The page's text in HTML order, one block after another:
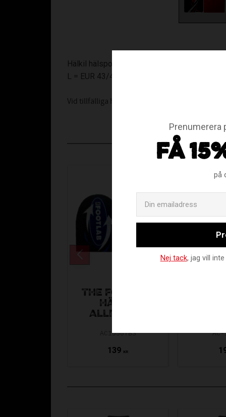
Hälkil hälsporre - 1 par (2st)
L = EUR 43/47
Vid tillfälliga hälsporrebesvär.
THE FOOTLAB
HÄLKIL
ALLROUND
AC1550TBS
139 KR
Prenumerera
FÅ
på
Nej tack, jag vill